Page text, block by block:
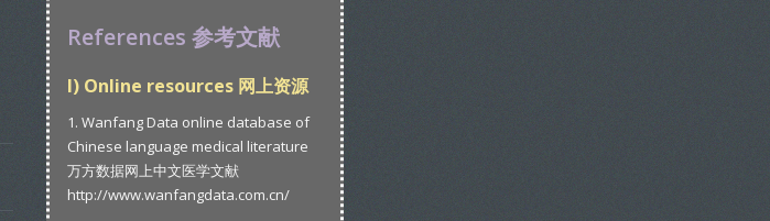
References 参考文献
I) Online resources 网上资源
1. Wanfang Data online database of
Chinese language medical literature
万方数据网上中文医学文献
http://www.wanfangdata.com.cn/